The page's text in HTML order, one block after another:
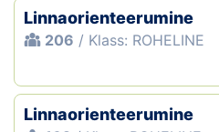
Kaardid
Koondised
Linnaorienteerumine
206 / Klass: ROHELINE
Linnaorienteerumine